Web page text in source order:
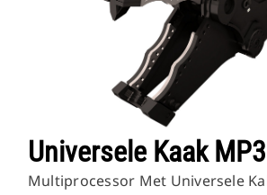
Universele Kaak
Multiprocessor Met Universele